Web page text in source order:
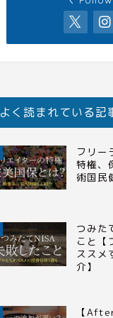
よく読まれている記
フリー
特権、
術国民
つみた
こと【
ススメ
介】
【